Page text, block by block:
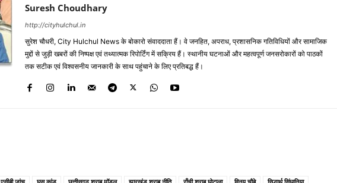
Suresh Choudhary
http://cityhulchul.in
सुरेश चौधरी, City Hulchul News के बोकारो संवाददाता हैं। वे जनहित, अपराध, प्रशासनिक गतिविधियों और सामाजिक
मुद्दों से जुड़ी खबरों की निष्पक्ष एवं तथ्यात्मक रिपोर्टिंग में सक्रिय हैं। स्थानीय घटनाओं और महत्वपूर्ण जनसरोकारों को पाठकों
तक सटीक एवं विश्वसनीय जानकारी के साथ पहुंचाने के लिए प्रतिबद्ध हैं।